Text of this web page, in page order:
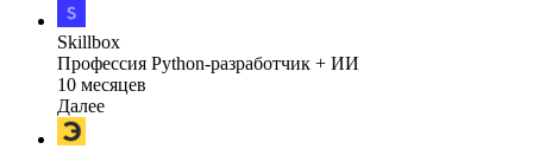
Skillbox
Профессия Python-разработчик + ИИ
10 месяцев
Далее